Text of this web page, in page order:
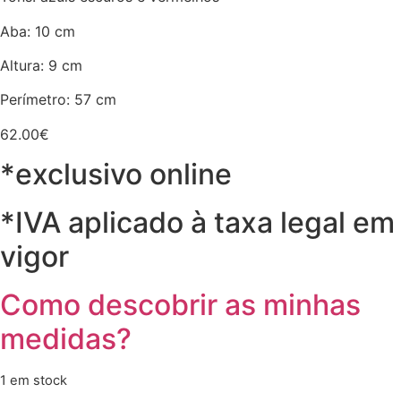
Aba: 10 cm
Altura: 9 cm
Perímetro: 57 cm
62.00€
*exclusivo online
*IVA aplicado à taxa legal em
vigor
Como descobrir as minhas
medidas?
1 em stock